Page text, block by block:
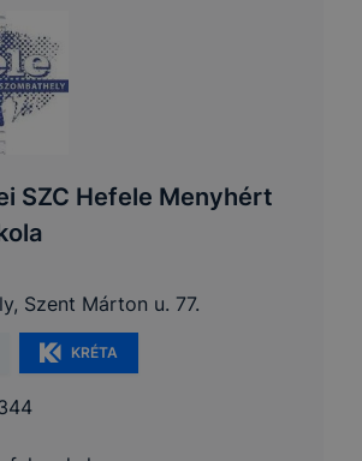
SZC Hefele Menyhért
Szent Márton u. 77.
KRÉTA